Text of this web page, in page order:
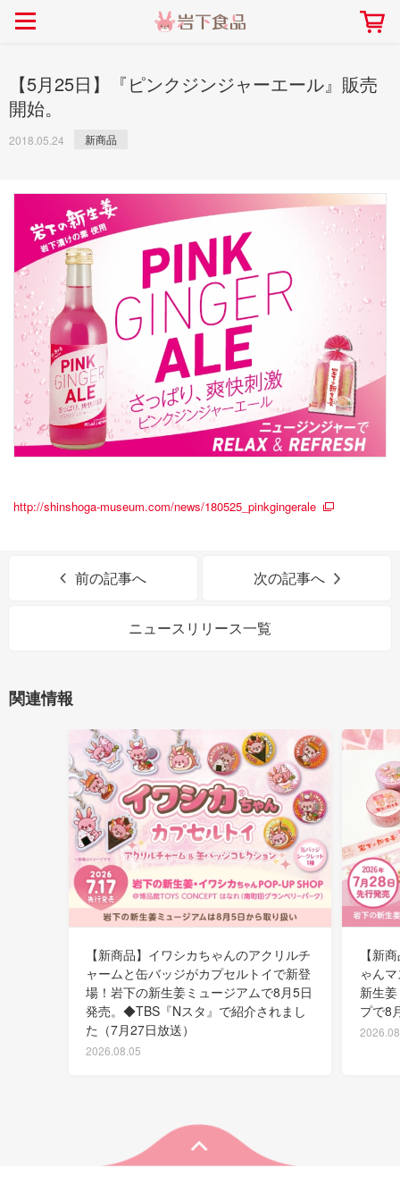
ごあいさつ 会社概要
採用情報 本社所在地
> 新商品
> イベント
> 飲食店コラボ
> ミュージアム
> イワシカちゃん
> オンラインショップ
> メディア掲載
> その他
2026」｜岩下の新生姜ミュー
ジアム
2026.07.01
> 生姜
> らっきょう
> 梅
> その他
岩下の新生姜
> らっきょうレシピ
> オリーブレシピ
畑での取り組み 工場での取り組み
岩下の新生姜について 岩下のらっきょうにつ
岩下の新生姜ミュージアム
しょうがを食べてお悩
先生
岩下の新生姜万年筆インク 書く描くコンテ
スト
岩下の新生姜Sing＆
～ニュージンジャーイ
【5月25日】『ピンクジンジャーエール』販売
開始。
2018.05.24 新商品
http://shinshoga-museum.com/news/180525_pinkgingerale
前の記事へ 次の記事へ
ニュースリリース一覧
関連情報
【新商品】イワシカちゃんのアクリルチ
ャームと缶バッジがカプセルトイで新登
場！岩下の新生姜ミュージアムで8月5日
発売。◆TBS『Nスタ』で紹介されまし
た（7月27日放送）
2026.08.05
【新
ゃん
新生
プで8